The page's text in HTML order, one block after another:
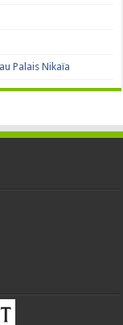
Palais Nikaïa